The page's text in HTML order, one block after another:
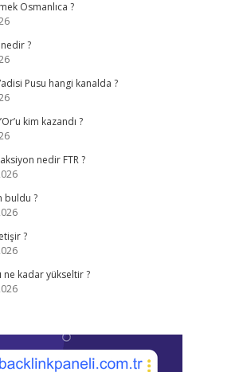
Osmanlıca ?
?
Pusu hangi kanalda ?
kim kazandı ?
nedir FTR ?
buldu ?
?
ne kadar yükseltir ?